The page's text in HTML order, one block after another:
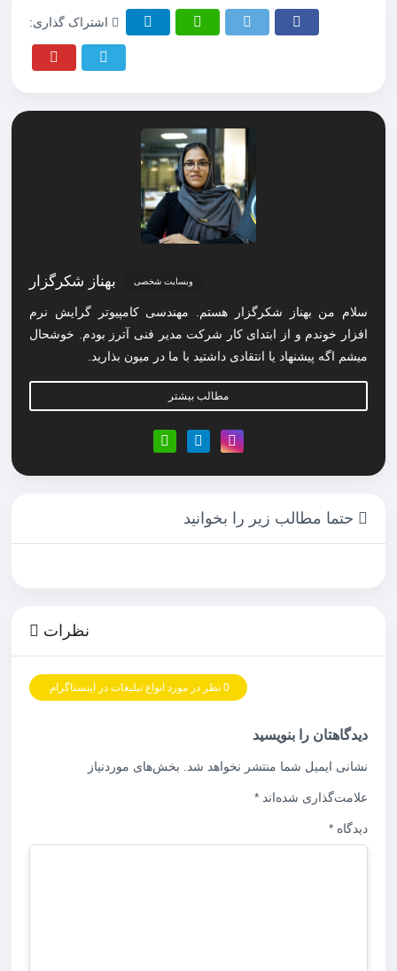
اشتراک گذاری:
بهناز شکرگزار وبسایت شخصی
سلام من بهناز شکرگزار هستم. مهندسی کامپیوتر گرایش نرم
افزار خوندم و از ابتدای کار شرکت مدیر فنی آترز بودم. خوشحال
میشم اگه پیشنهاد یا انتقادی داشتید با ما در میون بذارید.
مطالب بیشتر
حتما مطالب زیر را بخوانید
نظرات
0 نظر در مورد انواع تبلیغات در اینستاگرام
دیدگاهتان را بنویسید
نشانی ایمیل شما منتشر نخواهد شد. بخش‌های موردنیاز
علامت‌گذاری شده‌اند *
دیدگاه *